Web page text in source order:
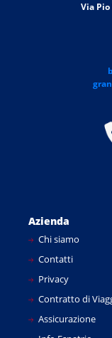
Via Pio
Azienda
Chi siamo
Contatti
Privacy
Contratto di
Assicurazione